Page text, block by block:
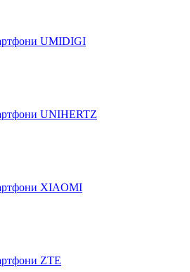
UMIDIGI
UNIHERTZ
XIAOMI
ZTE